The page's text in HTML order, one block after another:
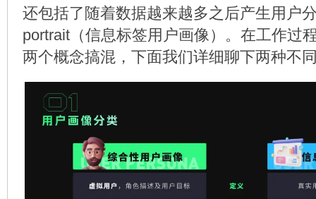
还包括了随着数据越来越多之后产生用户
portrait（信息标签用户画像）。在工作过
两个概念搞混，下面我们详细聊下两种不